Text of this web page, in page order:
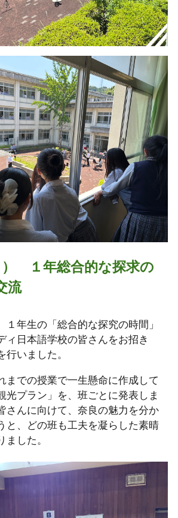
） １年総合的な探求の
流
１年生の「総合的な探究の時間」
ィ日本語学校の皆さんをお招き
いました。
までの授業で一生懸命に作成して
光プラン」を、班ごとに発表しま
さんに向けて、奈良の魅力を分か
と、どの班も工夫を凝らした素晴
した。